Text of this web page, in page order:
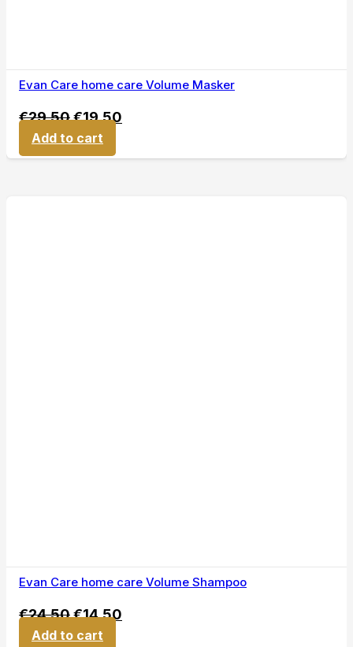
Evan Care home care Volume Masker
€29,50€19,50
Add to cart
Evan Care home care Volume Shampoo
€24,50€14,50
Add to cart